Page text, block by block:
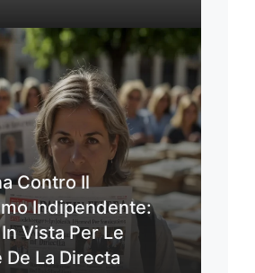
Contro Il
Indipendente:
Vista Per Le
La Directa